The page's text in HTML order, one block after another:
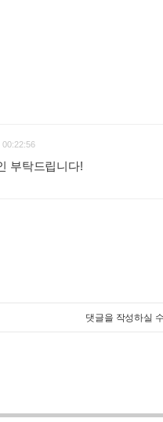
00:22:56
부탁드립니다!
댓글을 작성하실